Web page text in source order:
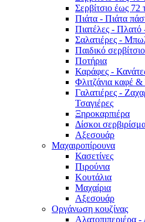
Σερβίτσιο έως 72
Πιάτα - Πιάτα
Πιατέλες - Πλατό
Σαλατιέρες -
Παιδικό σερβίτσιο
Ποτήρια
Καράφες -
Φλιτζάνια καφέ
Γαλατιέρες -
Τσαγιέρες
Ξηροκαρπιέρα
Δίσκοι
Αξεσουάρ
Μαχαιροπίρουνα
Κασετίνες
Πιρούνια
Κουτάλια
Μαχαίρια
Αξεσουάρ
Οργάνωση κουζίνας
Αλατοπιπεριέρα